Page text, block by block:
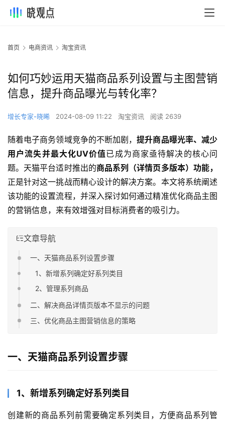
首页 电商资讯 淘宝资讯
如何巧妙运用天猫商品系列设置与主图营销
信息，提升商品曝光与转化率？
增长专家-晓晞 2024-08-09 11:22 淘宝资讯 阅读 2639
随着电子商务领域竞争的不断加剧，提升商品曝光率、减少
用户流失并最大化UV价值已成为商家亟待解决的核心问
题。天猫平台适时推出的商品系列（详情页多版本）功能，
正是针对这一挑战而精心设计的解决方案。本文将系统阐述
该功能的设置流程，并深入探讨如何通过精准优化商品主图
的营销信息，来有效增强对目标消费者的吸引力。
文章导航
一、天猫商品系列设置步骤
1、新增系列确定好系列类目
2、管理系列商品
二、解决商品详情页版本不显示的问题
三、优化商品主图营销信息的策略
一、天猫商品系列设置步骤
1、新增系列确定好系列类目
创建新的商品系列前需要确定系列类目，方便商品系列管